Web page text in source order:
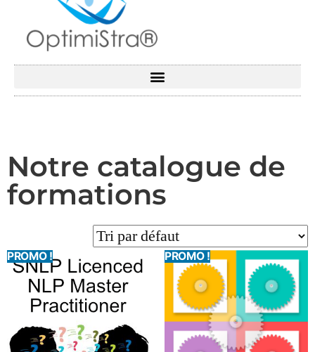
Notre catalogue de
formations
PROMO ! PROMO !